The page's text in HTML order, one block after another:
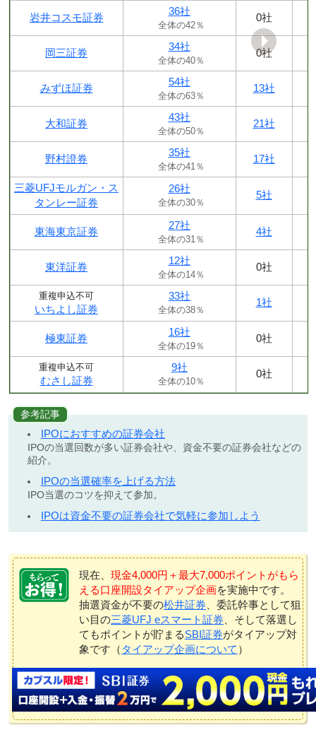
岩井コスモ証券
36社
全体の42％
0社
岡三証券
34社
全体の40％
0社
みずほ証券
54社
全体の63％
13社
大和証券
43社
全体の50％
21社
野村證券
35社
全体の41％
17社
三菱UFJモルガン・ス
タンレー証券
26社
全体の30％
5社
東海東京証券
27社
全体の31％
4社
東洋証券
12社
全体の14％
0社
重複申込不可
いちよし証券
33社
全体の38％
1社
極東証券
16社
全体の19％
0社
重複申込不可
むさし証券
9社
全体の10％
0社
参考記事
IPOにおすすめの証券会社
IPOの当選回数が多い証券会社や、資金不要の証券会社などの
紹介。
IPOの当選確率を上げる方法
IPO当選のコツを抑えて参加。
IPOは資金不要の証券会社で気軽に参加しよう
現在、 現金4,000円＋最大7,000ポイントがもら
える口座開設タイアップ企画を実施中です。
抽選資金が不要の松井証券 、委託幹事として狙
い目の三菱UFJ eスマート証券 、そして落選し
てもポイントが貯まるSBI証券がタイアップ対
象です（ タイアップ企画について ）